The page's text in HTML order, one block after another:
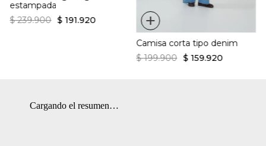
estampada
$ 239.900 $ 191.920 +
Camisa corta tipo denim
$ 199.900 $ 159.920
Cargando el resumen…